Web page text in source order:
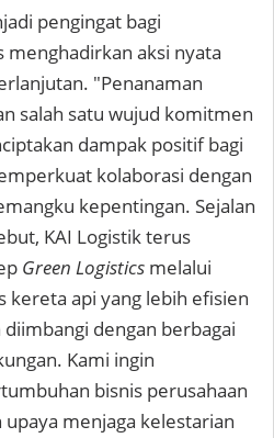
pengingat bagi
aksi nyata
"Penanaman
salah satu wujud komitmen
dampak positif bagi
kolaborasi dengan
kepentingan. Sejalan
KAI Logistik terus
Green Logistics melalui
kereta api yang lebih efisien
dengan berbagai
Kami ingin
bisnis perusahaan
menjaga kelestarian